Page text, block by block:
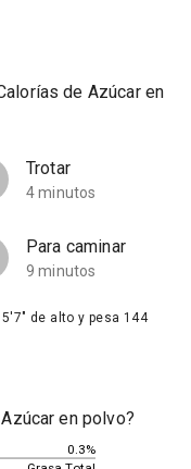
de Azúcar en
Trotar
4 minutos
Para caminar
9 minutos
de alto y pesa 144
en polvo?
0.3%